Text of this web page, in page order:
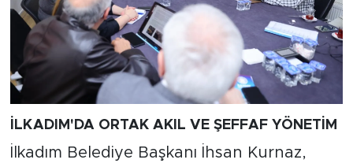
İLKADIM'DA ORTAK AKIL VE ŞEFFAF YÖNETİM
İlkadım Belediye Başkanı İhsan Kurnaz,